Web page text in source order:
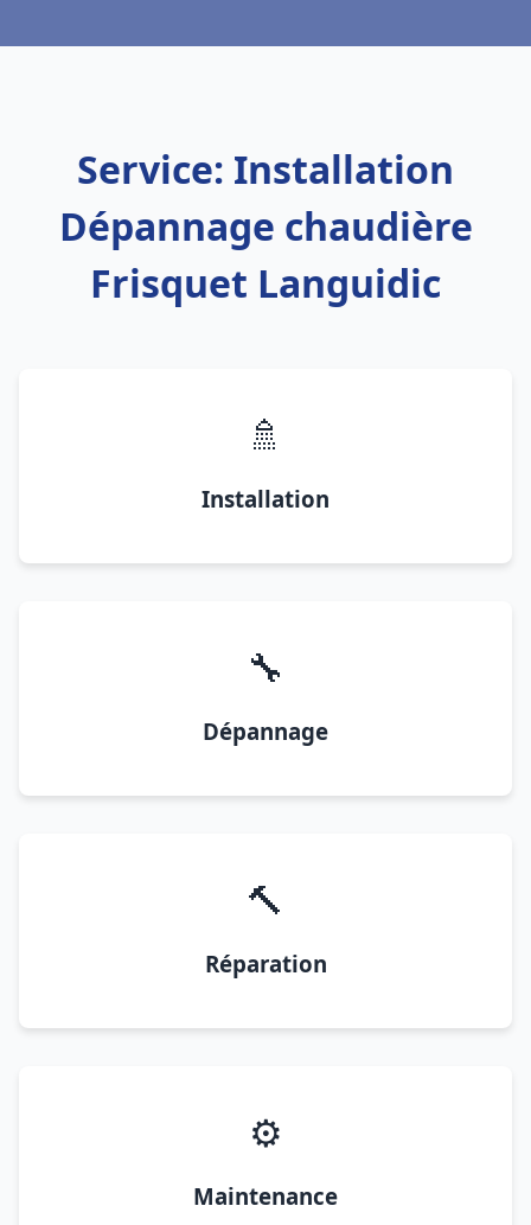
Service: Installation
Dépannage chaudière
Frisquet Languidic
🚿
Installation
🔧
Dépannage
🔨
Réparation
⚙️
Maintenance